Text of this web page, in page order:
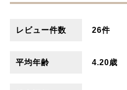
レビュー件数 26件
平均年齢 4.20歳